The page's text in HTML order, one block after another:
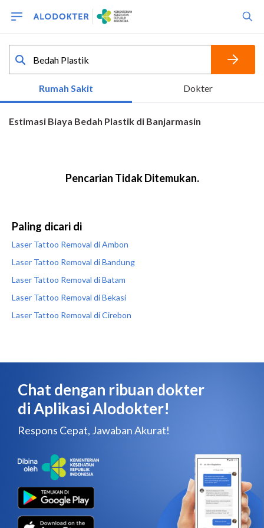
Paling dicari di
Laser Tattoo Removal di Ambon
Laser Tattoo Removal di Bandung
Laser Tattoo Removal di Batam
Laser Tattoo Removal di Bekasi
Laser Tattoo Removal di Cirebon